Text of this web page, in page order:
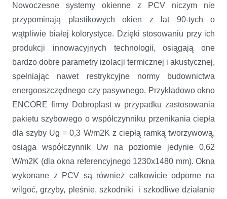
Nowoczesne systemy okienne z PCV niczym nie
przypominają plastikowych okien z lat 90-tych o
wątpliwie białej kolorystyce. Dzięki stosowaniu przy ich
produkcji innowacyjnych technologii, osiągają one
bardzo dobre parametry izolacji termicznej i akustycznej,
spełniając nawet restrykcyjne normy budownictwa
energooszczędnego czy pasywnego. Przykładowo okno
ENCORE firmy Dobroplast w przypadku zastosowania
pakietu szybowego o współczynniku przenikania ciepła
dla szyby Ug = 0,3 W/m2K z ciepłą ramką tworzywową,
osiąga współczynnik Uw na poziomie jedynie 0,62
W/m2K (dla okna referencyjnego 1230x1480 mm). Okna
wykonane z PCV są również całkowicie odporne na
wilgoć, grzyby, pleśnie, szkodniki i szkodliwe działanie